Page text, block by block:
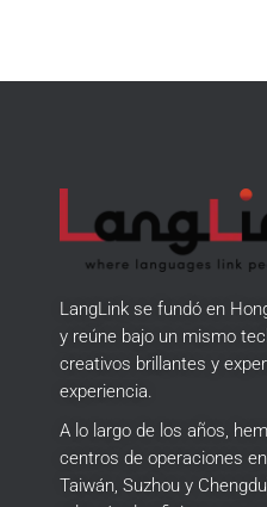
LangLink se fundó en
y reúne bajo un mismo
creativos brillantes y
experiencia.
A lo largo de los años,
centros de operaciones
Taiwán, Suzhou y